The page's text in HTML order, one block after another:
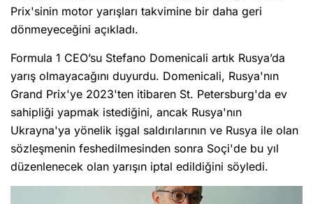
Prix'sinin motor yarışları takvimine bir daha geri
dönmeyeceğini açıkladı.
Formula 1 CEO’su Stefano Domenicali artık Rusya’da
yarış olmayacağını duyurdu. Domenicali, Rusya'nın
Grand Prix'ye 2023'ten itibaren St. Petersburg'da ev
sahipliği yapmak istediğini, ancak Rusya'nın
Ukrayna'ya yönelik işgal saldırılarının ve Rusya ile olan
sözleşmenin feshedilmesinden sonra Soçi'de bu yıl
düzenlenecek olan yarışın iptal edildiğini söyledi.